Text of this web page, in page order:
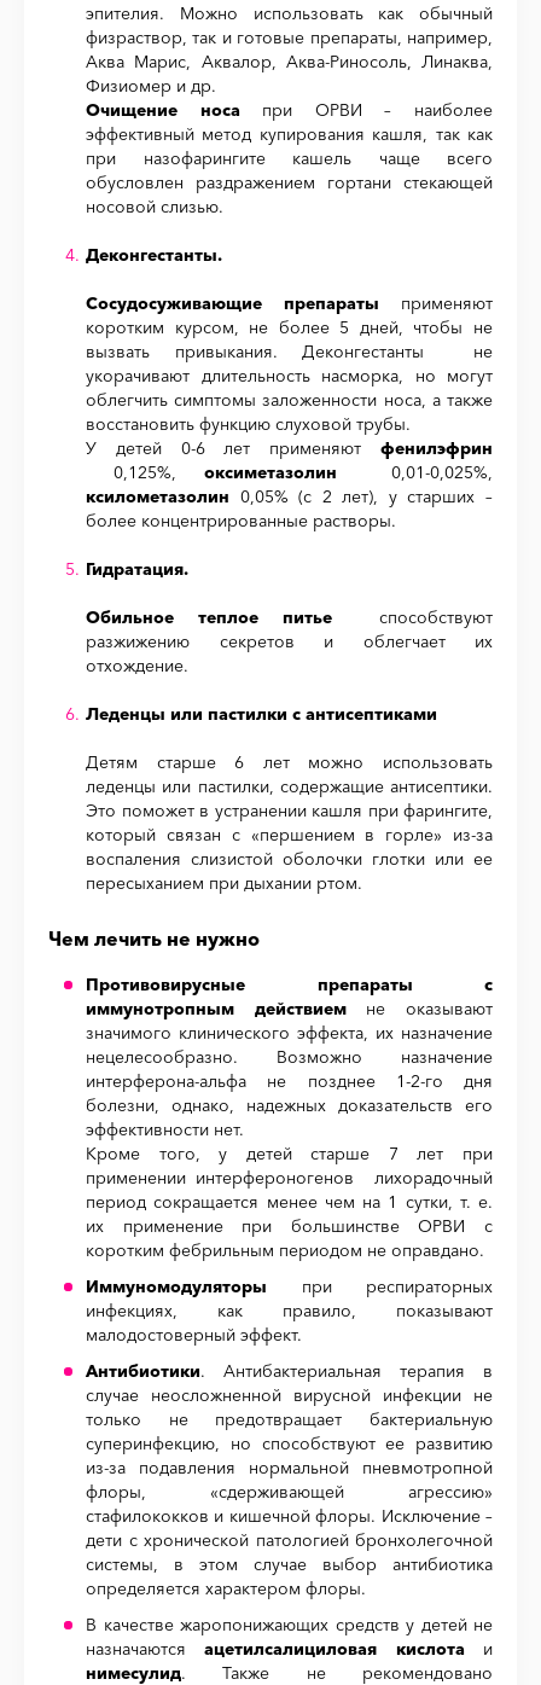
эпителия. Можно использовать как обычный
физраствор, так и готовые препараты, например,
Аква Марис, Аквалор, Аква-Риносоль, Линаква,
Физиомер и др.
Очищение носа
при ОРВИ – наиболее
эффективный метод купирования кашля, так как
при назофарингите кашель чаще всего
обусловлен раздражением гортани стекающей
носовой слизью.
Деконгестанты.
Сосудосуживающие препараты применяют
коротким курсом, не более 5 дней, чтобы не
вызвать привыкания. Деконгестанты не
укорачивают длительность насморка, но могут
облегчить симптомы заложенности носа, а также
восстановить функцию слуховой трубы.
У детей 0-6 лет применяют фенилэфрин
0,125%, оксиметазолин 0,01-0,025%,
ксилометазолин 0,05% (с 2 лет), у старших –
более концентрированные растворы.
Гидратация.
Обильное теплое питье
способствуют
разжижению секретов и облегчает их
отхождение.
Леденцы или пастилки с антисептиками
Детям старше 6 лет можно использовать
леденцы или пастилки, содержащие антисептики.
Это поможет в устранении кашля при фарингите,
который связан с «першением в горле» из-за
воспаления слизистой оболочки глотки или ее
пересыханием при дыхании ртом.
Чем лечить не нужно
Противовирусные препараты с
иммунотропным действиемне оказывают
значимого клинического эффекта, их назначение
нецелесообразно. Возможно назначение
интерферона-альфа не позднее 1-2-го дня
болезни, однако, надежных доказательств его
эффективности нет.
Кроме того, у детей старше 7 лет при
применении интерфероногенов лихорадочный
период сокращается менее чем на 1 сутки, т. е.
их применение при большинстве ОРВИ с
коротким фебрильным периодом не оправдано.
Иммуномодуляторы при респираторных
инфекциях, как правило, показывают
малодостоверный эффект.
Антибиотики. Антибактериальная терапия в
случае неосложненной вирусной инфекции не
только не предотвращает бактериальную
суперинфекцию, но способствуют ее развитию
из-за подавления нормальной пневмотропной
флоры, «сдерживающей агрессию»
стафилококков и кишечной флоры. Исключение –
дети с хронической патологией бронхолегочной
системы, в этом случае выбор антибиотика
определяется характером флоры.
В качестве жаропонижающих средств у детей не
назначаютсяацетилсалициловая кислотаи
нимесулид. Также не рекомендовано